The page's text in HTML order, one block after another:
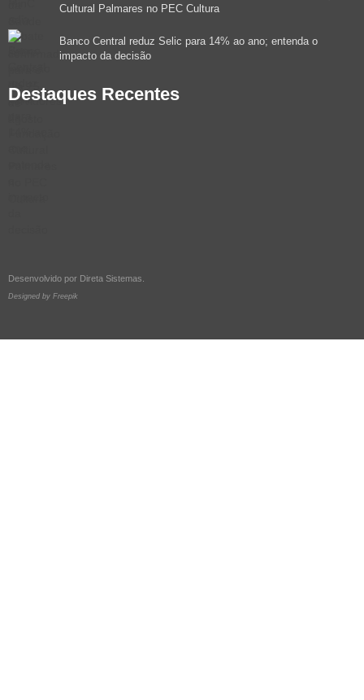
Cultural Palmares no PEC Cultura
Banco Central reduz Selic para 14% ao ano; entenda o
impacto da decisão
Destaques Recentes
Desenvolvido por Direta Sistemas
Designed by Freepik